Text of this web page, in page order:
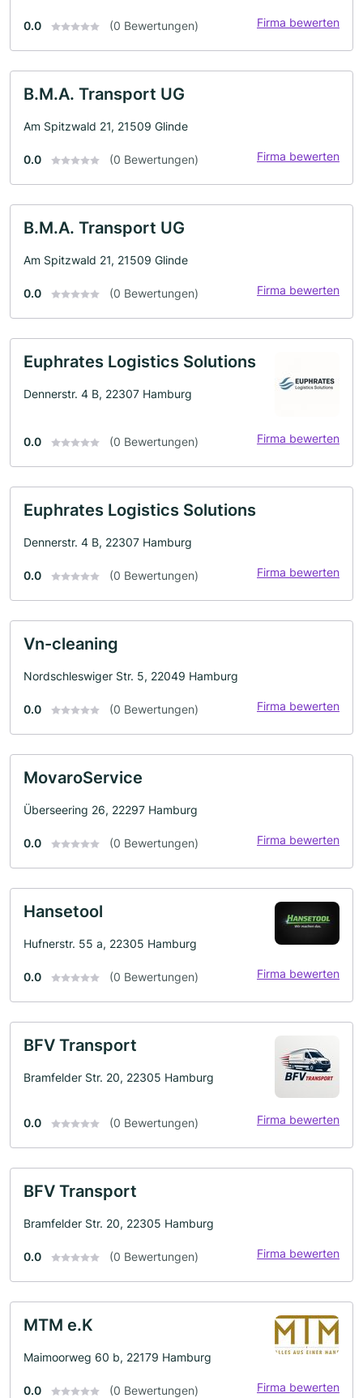
0.0 (0 Bewertungen) Firma bewerten
B.M.A. Transport UG
Am Spitzwald 21, 21509 Glinde
0.0 (0 Bewertungen) Firma bewerten
B.M.A. Transport UG
Am Spitzwald 21, 21509 Glinde
0.0 (0 Bewertungen) Firma bewerten
Euphrates Logistics Solutions
Dennerstr. 4 B, 22307 Hamburg
0.0 (0 Bewertungen) Firma bewerten
Euphrates Logistics Solutions
Dennerstr. 4 B, 22307 Hamburg
0.0 (0 Bewertungen) Firma bewerten
Vn-cleaning
Nordschleswiger Str. 5, 22049 Hamburg
0.0 (0 Bewertungen) Firma bewerten
MovaroService
Überseering 26, 22297 Hamburg
0.0 (0 Bewertungen) Firma bewerten
Hansetool
Hufnerstr. 55 a, 22305 Hamburg
0.0 (0 Bewertungen) Firma bewerten
BFV Transport
Bramfelder Str. 20, 22305 Hamburg
0.0 (0 Bewertungen) Firma bewerten
BFV Transport
Bramfelder Str. 20, 22305 Hamburg
0.0 (0 Bewertungen) Firma bewerten
MTM e.K
Maimoorweg 60 b, 22179 Hamburg
0.0 (0 Bewertungen) Firma bewerten